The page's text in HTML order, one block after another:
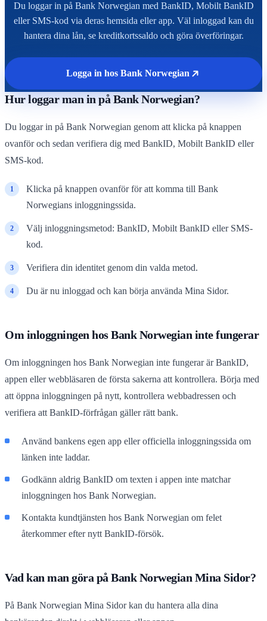
Du loggar in på Bank Norwegian med BankID, Mobilt BankID
eller SMS-kod via deras hemsida eller app. Väl inloggad kan du
hantera dina lån, se kreditkortssaldo och göra överföringar.
Logga in hos Bank Norwegian
Hur loggar man in på Bank Norwegian?
Du loggar in på Bank Norwegian genom att klicka på knappen
ovanför och sedan verifiera dig med BankID, Mobilt BankID eller
SMS-kod.
Klicka på knappen ovanför för att komma till Bank
Norwegians inloggningssida.
Välj inloggningsmetod: BankID, Mobilt BankID eller SMS-
kod.
Verifiera din identitet genom din valda metod.
Du är nu inloggad och kan börja använda Mina Sidor.
Om inloggningen hos Bank Norwegian inte fungerar
Om inloggningen hos Bank Norwegian inte fungerar är BankID,
appen eller webbläsaren de första sakerna att kontrollera. Börja med
att öppna inloggningen på nytt, kontrollera webbadressen och
verifiera att BankID-förfrågan gäller rätt bank.
Använd bankens egen app eller officiella inloggningssida om
länken inte laddar.
Godkänn aldrig BankID om texten i appen inte matchar
inloggningen hos Bank Norwegian.
Kontakta kundtjänsten hos Bank Norwegian om felet
återkommer efter nytt BankID-försök.
Vad kan man göra på Bank Norwegian Mina Sidor?
På Bank Norwegian Mina Sidor kan du hantera alla dina